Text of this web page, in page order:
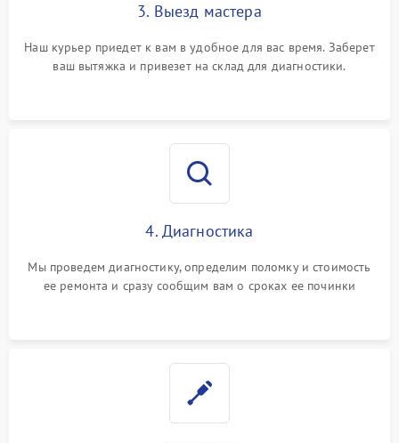
3. Выезд мастера
Наш курьер приедет к вам в удобное для вас время. Заберет
ваш вытяжка и привезет на склад для диагностики.
4. Диагностика
Мы проведем диагностику, определим поломку и стоимость
ее ремонта и сразу сообщим вам о сроках ее починки